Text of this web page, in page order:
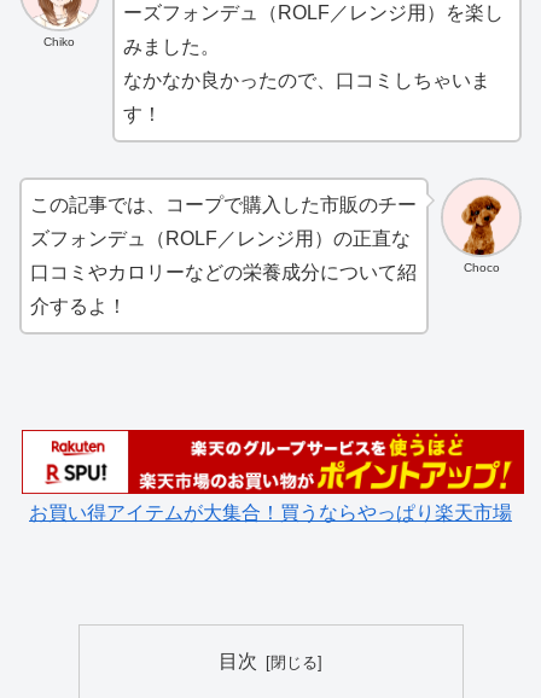
Chiko
ーズフォンデュ（ROLF／レンジ用）を楽し
みました。
なかなか良かったので、口コミしちゃいま
す！
Choco
この記事では、コープで購入した市販のチー
ズフォンデュ（ROLF／レンジ用）の正直な
口コミやカロリーなどの栄養成分について紹
介するよ！
お買い得アイテムが大集合！買うならやっぱり楽天市場
目次